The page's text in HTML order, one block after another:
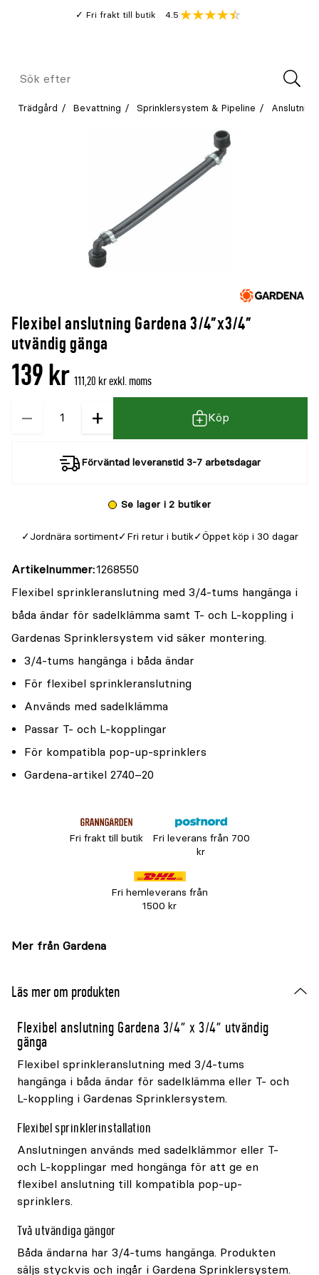
Fri frakt till butik
Genomsnitt
4.5
Meny
Sök
Trädgård Bevattning Sprinklersystem & Pipeline
Flexibel anslutning Gardena 3/4"x3/4"
utvändig gänga
139 kr 111,20 kr exkl. moms
−
Kvantitet + Köp
Förväntad leveranstid 3-7 arbetsdagar
Se lager i 2 butiker
Jordnära sortiment Fri retur i butik Öppet köp i 30 dagar
Artikelnummer 1268550
Flexibel sprinkleranslutning med 3/4-tums hangänga i
båda ändar för sadelklämma samt T- och L-koppling i
Gardenas Sprinklersystem vid säker montering.
3/4-tums hangänga i båda ändar
För flexibel sprinkleranslutning
Används med sadelklämma
Passar T- och L-kopplingar
För kompatibla pop-up-sprinklers
Gardena-artikel 2740–20
Fri frakt till butik
Fri leverans från 700
kr
Fri hemleverans från
1500 kr
Mer från Gardena
Läs mer om produkten
Flexibel anslutning Gardena 3/4" x 3/4" utvändig
gänga
Flexibel sprinkleranslutning med 3/4-tums
hangänga i båda ändar för sadelklämma eller T- och
L-koppling i Gardenas Sprinklersystem.
Flexibel sprinklerinstallation
Anslutningen används med sadelklämmor eller T-
och L-kopplingar med hongänga för att ge en
flexibel anslutning till kompatibla pop-up-
sprinklers.
Två utvändiga gängor
Båda ändarna har 3/4-tums hangänga. Produkten
säljs styckvis och ingår i Gardena Sprinklersystem.